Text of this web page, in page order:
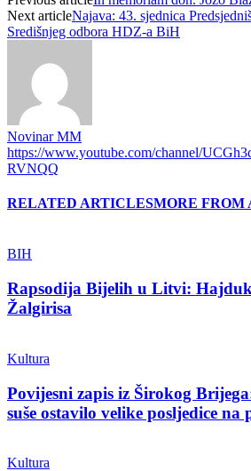
Next articleNajava: 43. sjednica
Središnjeg odbora HDZ-a BiH
Novinar MM
https://www.youtube.com/channel/
RVNQQ
RELATED ARTICLESMORE FROM
BIH
Rapsodija Bijelih u Litvi:
Žalgirisa
Kultura
Povijesni zapis iz Širokog
suše ostavilo velike posljedice
Kultura